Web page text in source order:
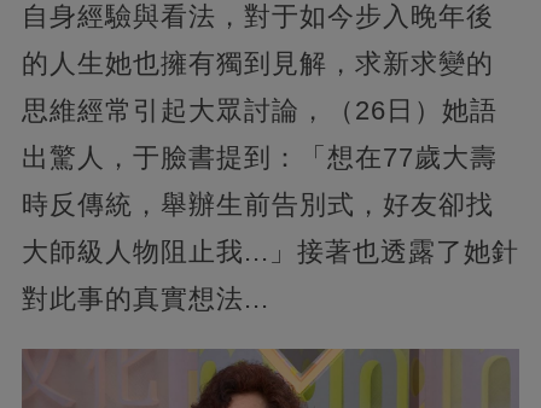
自身經驗與看法，對于如今步入晚年後
的人生她也擁有獨到見解，求新求變的
思維經常引起大眾討論，（26日）她語
出驚人，于臉書提到：「想在77歲大壽
時反傳統，舉辦生前告別式，好友卻找
大師級人物阻止我...」接著也透露了她針
對此事的真實想法...